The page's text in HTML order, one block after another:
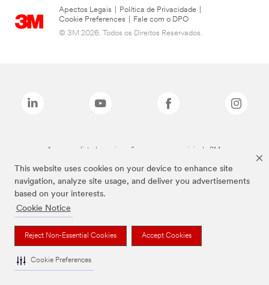
This website uses cookies on your device to enhance site
navigation, analyze site usage, and deliver you advertisements
based on your interests.
Cookie Notice
Reject Non-Essential Cookies Accept Cookies
Cookie Preferences
Apectos Legais Política de Privacidade
Cookie Preferences
Fale com o DPO
© 3M 2026. Todos os Direitos Reservados.
As marcas listadas a cima são marcas comerciais da 3M.